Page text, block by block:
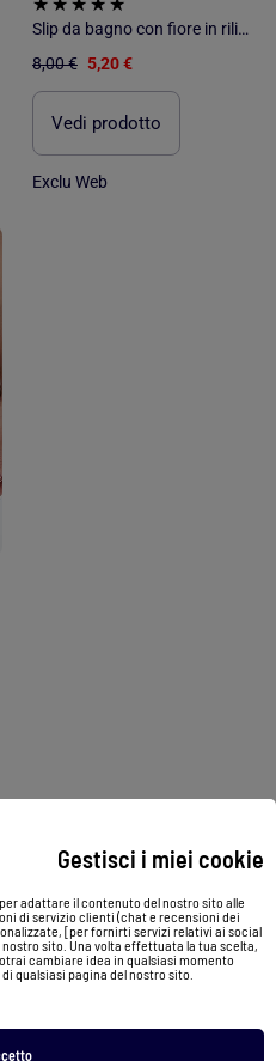
Gestisci i miei cookie
adattare il contenuto del nostro sito alle
di servizio clienti (chat e recensioni dei
[per fornirti servizi relativi ai social
sito. Una volta effettuata la tua scelta,
cambiare idea in qualsiasi momento
qualsiasi pagina del nostro sito.
Slip da bagno con fiore in rilievo
8,00 € 5,20 €
Vedi prodotto
Exclu Web
Bikini triangoli
dritta